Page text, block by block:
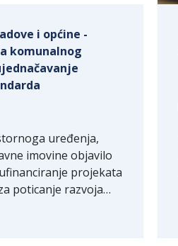
i općine -
komunalnog
uređenja,
imovine objavilo
projekata
poticanje razvoja…